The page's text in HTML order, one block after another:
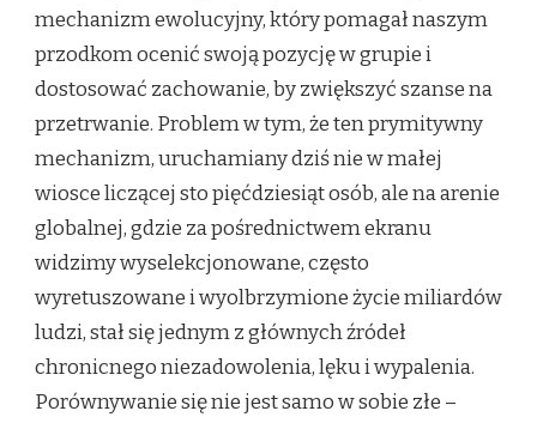
mechanizm ewolucyjny, który pomagał naszym
przodkom ocenić swoją pozycję w grupie i
dostosować zachowanie, by zwiększyć szanse na
przetrwanie. Problem w tym, że ten prymitywny
mechanizm, uruchamiany dziś nie w małej
wiosce liczącej sto pięćdziesiąt osób, ale na arenie
globalnej, gdzie za pośrednictwem ekranu
widzimy wyselekcjonowane, często
wyretuszowane i wyolbrzymione życie miliardów
ludzi, stał się jednym z głównych źródeł
chronicnego niezadowolenia, lęku i wypalenia.
Porównywanie się nie jest samo w sobie złe –